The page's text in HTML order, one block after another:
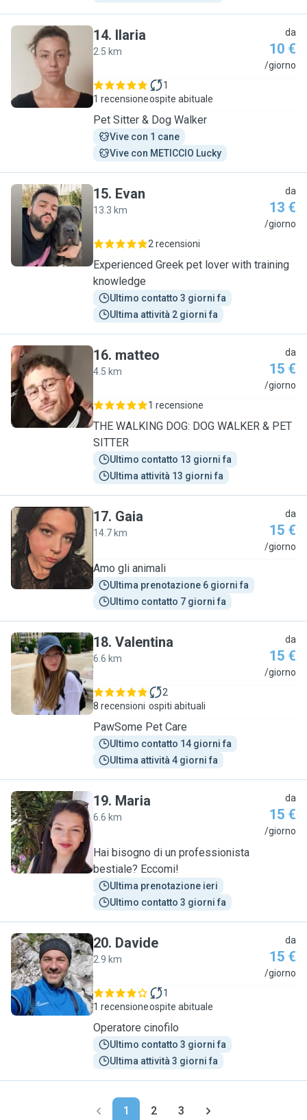
I
14. Ilaria
2.5 km
da
10 €
/giorno
1 recensione
1
ospite abituale
Pet Sitter & Dog Walker
Vive con 1 cane
Vive con METICCIO Lucky
E
15. Evan
13.3 km
da
13 €
/giorno
2 recensioni
Experienced Greek pet lover with training
knowledge
Ultimo contatto 3 giorni fa
Ultima attività 2 giorni fa
M
16. matteo
4.5 km
da
15 €
/giorno
1 recensione
THE WALKING DOG: DOG WALKER & PET
SITTER
Ultimo contatto 13 giorni fa
Ultima attività 13 giorni fa
G
17. Gaia
14.7 km
da
15 €
/giorno
Amo gli animali
Ultima prenotazione 6 giorni fa
Ultimo contatto 7 giorni fa
V
18. Valentina
6.6 km
da
15 €
/giorno
8 recensioni
2
ospiti abituali
PawSome Pet Care
Ultimo contatto 14 giorni fa
Ultima attività 4 giorni fa
M
19. Maria
6.6 km
da
15 €
/giorno
Hai bisogno di un professionista
bestiale? Eccomi!
Ultima prenotazione ieri
Ultimo contatto 3 giorni fa
D
20. Davide
2.9 km
da
15 €
/giorno
1 recensione
1
ospite abituale
Operatore cinofilo
Ultimo contatto 3 giorni fa
Ultima attività 3 giorni fa
1 2 3